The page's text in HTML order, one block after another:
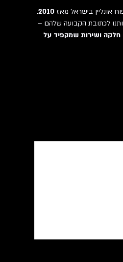
אונליין בישראל מאז2010
.
לכתובת הקבועה שלהם –
ושירות שמקפיד על